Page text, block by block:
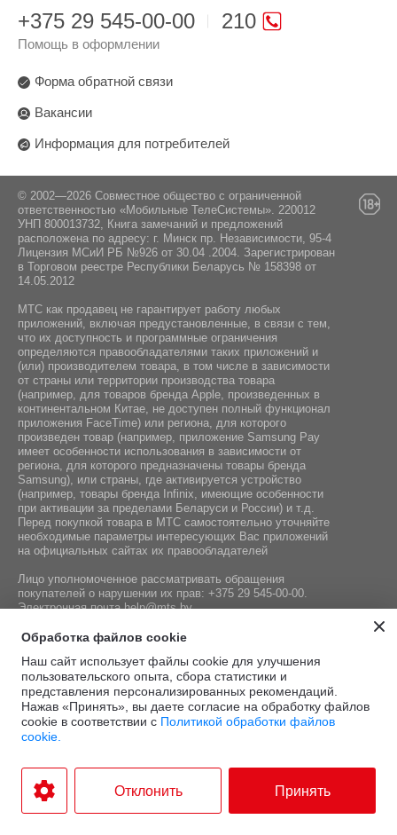
210
+375 29 545-00-00
Помощь в оформлении
Форма обратной связи
Вакансии
Информация для потребителей
© 2002—2026 Совместное общество с ограниченной
ответственностью «Мобильные ТелеСистемы». 220012
УНП 800013732, Книга замечаний и предложений
расположена по адресу: г. Минск пр. Независимости, 95-4
Лицензия МСиИ РБ №926 от 30.04 .2004. Зарегистрирован
в Торговом реестре Республики Беларусь № 158398 от
14.05.2012
МТС как продавец не гарантирует работу любых
приложений, включая предустановленные, в связи с тем,
что их доступность и программные ограничения
определяются правообладателями таких приложений и
(или) производителем товара, в том числе в зависимости
от страны или территории производства товара
(например, для товаров бренда Apple, произведенных в
континентальном Китае, не доступен полный функционал
приложения FaceTime) или региона, для которого
произведен товар (например, приложение Samsung Pay
имеет особенности использования в зависимости от
региона, для которого предназначены товары бренда
Samsung), или страны, где активируется устройство
(например, товары бренда Infiniх, имеющие особенности
при активации за пределами Беларуси и России) и т.д.
Перед покупкой товара в МТС самостоятельно уточняйте
необходимые параметры интересующих Вас приложений
на официальных сайтах их правообладателей
Лицо уполномоченное рассматривать обращения
покупателей о нарушении их прав: +375 29 545-00-00.
Электронная почтаhelp@mts.by
Номер телефона работников местных исполнительных и
регистрации СООО «Мобильные ТелеСистемы»,
уполномоченных рассматривать обращения покупателей:
+375 17 215-14-65
reCAPTCHA, а также
применяются
конфиденциальности
Google
Условия
Разработка интернет-магазина
Обработка файлов cookie
Наш сайт использует файлы cookie для улучшения
пользовательского опыта, сбора статистики и
представления персонализированных рекомендаций.
Нажав «Принять», вы даете согласие на обработку файлов
cookie в соответствии с Политикой обработки файлов
cookie.
Отклонить Принять